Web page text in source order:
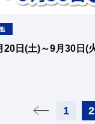
20日(土)～9月30日(
1 2